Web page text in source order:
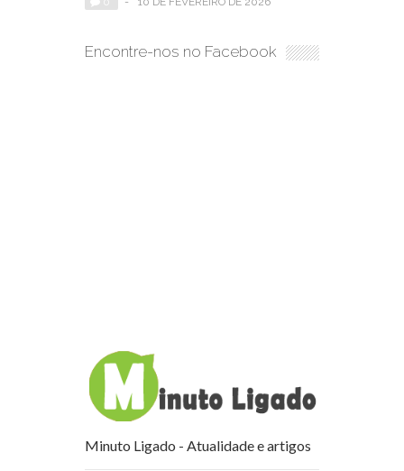
Encontre-nos no Facebook
Minuto Ligado - Atualidade e artigos